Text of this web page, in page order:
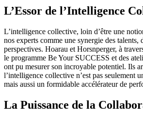
L’Essor de l’Intelligence
L’intelligence collective, loin d’être une
nos experts comme une synergie des talents,
perspectives. Hoarau et Horsnperger, à
le programme Be Your SUCCESS et des
ont pu mesurer son incroyable potentiel. Ils
l’intelligence collective n’est pas seulement
mais aussi un formidable accélérateur de
La Puissance de la